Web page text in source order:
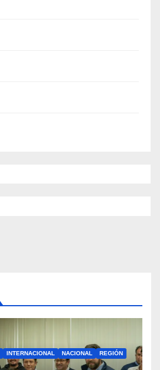
INTERNACIONAL NACIONAL
REGIÓN